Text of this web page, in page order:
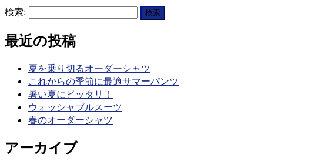
検索:
最近の投稿
夏を乗り切るオーダーシャツ
これからの季節に最適サマーパンツ
暑い夏にピッタリ！
ウォッシャブルスーツ
春のオーダーシャツ
アーカイブ